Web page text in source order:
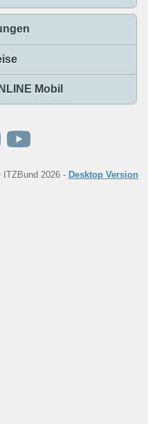
Mobil
2026 - Desktop Version